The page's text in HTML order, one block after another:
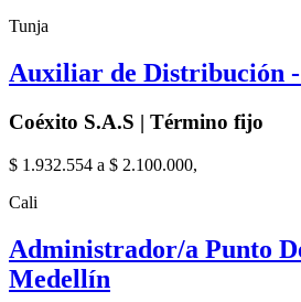
Tunja
Auxiliar de Distribución
Coéxito S.A.S | Término fijo
$ 1.932.554 a $ 2.100.000,
Cali
Administrador/a Punto
Medellín